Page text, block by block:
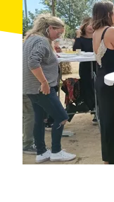
macabeo,
parellada,